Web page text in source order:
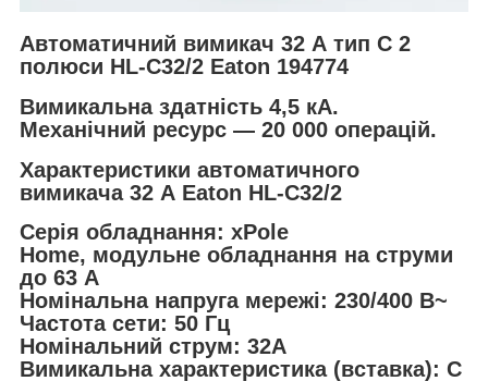
Автоматичний вимикач 32 А тип C 2
полюси HL-C32/2 Eaton 194774
Вимикальна здатність 4,5 кА.
Механічний ресурс — 20 000 операцій.
Характеристики автоматичного
вимикача 32 А Eaton HL-C32/2
Серія обладнання: xPole
Home, модульне обладнання на струми
до 63 А
Номінальна напруга мережі: 230/400 В~
Частота сети: 50 Гц
Номінальний струм: 32А
Вимикальна характеристика (вставка): C